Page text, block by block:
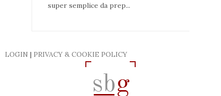
super semplice da prep...
LOGIN | PRIVACY & COOKIE POLICY